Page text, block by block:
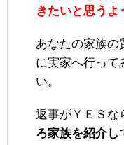
きたいと思うよ
あなたの家族の
に実家へ行って
い。
返事がＹＥＳな
ろ家族を紹介し